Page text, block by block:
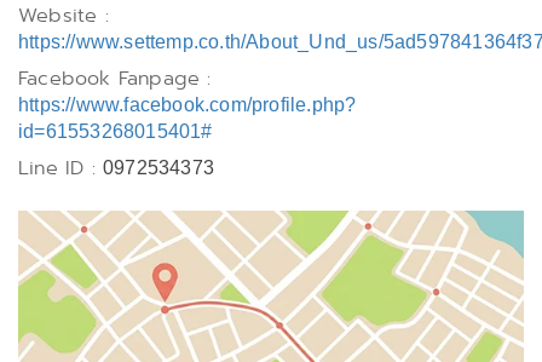
Website :
https://www.settemp.co.th/About_Und_us/
Facebook Fanpage :
https://www.facebook.com/profile.php?
id=61553268015401#
Line ID : 0972534373